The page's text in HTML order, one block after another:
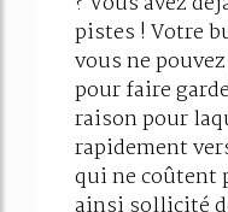
pistes ! Votre
vous ne
pour faire
raison pour
rapidement
qui ne coûtent